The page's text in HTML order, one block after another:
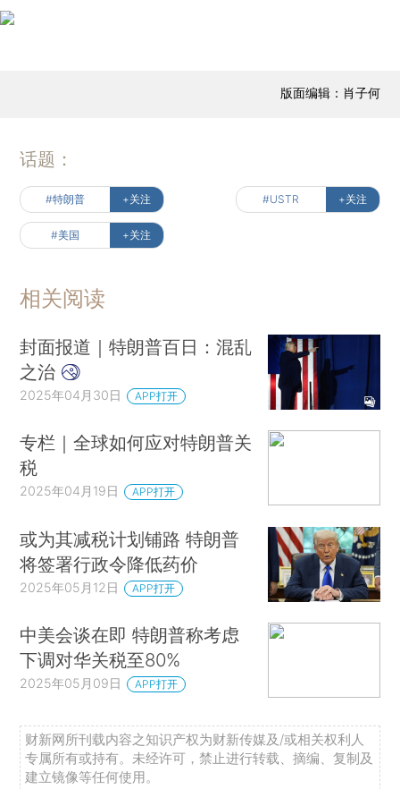
版面编辑：肖子何
话题：
#特朗普 +关注 #USTR +关注
#美国 +关注
相关阅读
封面报道｜特朗普百日：混乱
之治
2025年04月30日 APP打开
专栏｜全球如何应对特朗普关
税
2025年04月19日 APP打开
或为其减税计划铺路 特朗普
将签署行政令降低药价
2025年05月12日 APP打开
中美会谈在即 特朗普称考虑
下调对华关税至80%
2025年05月09日 APP打开
财新网所刊载内容之知识产权为财新传媒及/或相关权利人
专属所有或持有。未经许可，禁止进行转载、摘编、复制及
建立镜像等任何使用。